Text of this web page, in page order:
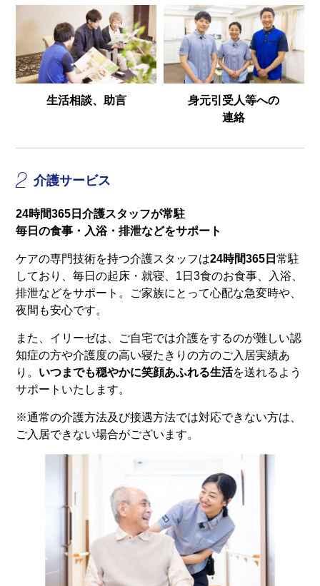
生活相談、助言
身元引受人等への
連絡
2 介護サービス
24時間365日介護スタッフが常駐
毎日の食事・入浴・排泄などをサポート
ケアの専門技術を持つ介護スタッフは24時間365日常駐
しており、毎日の起床・就寝、1日3食のお食事、入浴、
排泄などをサポート。ご家族にとって心配な急変時や、
夜間も安心です。
また、イリーゼは、ご自宅では介護をするのが難しい認
知症の方や介護度の高い寝たきりの方のご入居実績あ
り。 いつまでも穏やかに笑顔あふれる生活を送れるよう
サポートいたします。
※通常の介護方法及び接遇方法では対応できない方は、
ご入居できない場合がございます。